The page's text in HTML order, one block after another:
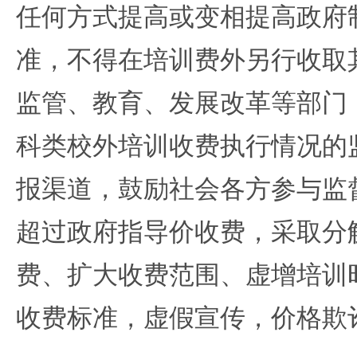
任何方式提高或变相提高政
准，不得在培训费外另行收
监管、教育、发展改革等部
科类校外培训收费执行情况
报渠道，鼓励社会各方参与
超过政府指导价收费，采取
费、扩大收费范围、虚增培
收费标准，虚假宣传，价格